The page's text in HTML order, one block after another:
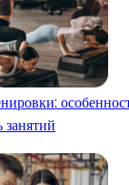
занятий